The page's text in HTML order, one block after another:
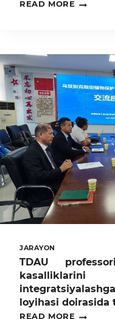
READ MORE
HURMATLI
JARAYON
TDAU
kasalliklarini
loyihasi
READ MORE
TDAU